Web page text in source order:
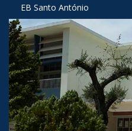
EB Santo António